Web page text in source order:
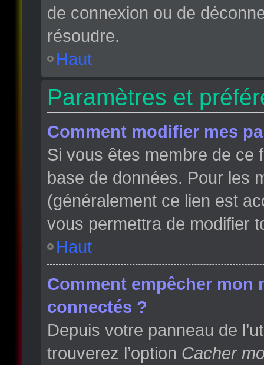
de connexion ou de
résoudre.
Haut
Paramètres et
Comment modifier mes
Si vous êtes membre de ce
base de données. Pour les
(généralement ce lien est
vous permettra de modifier
Haut
Comment empêcher mon
connectés ?
Depuis votre panneau de
trouverez l’option Cacher